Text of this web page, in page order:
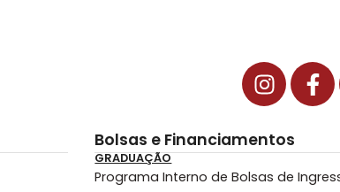
Bolsas e Financiamentos
GRADUAÇÃO
Programa Interno de Bolsas de